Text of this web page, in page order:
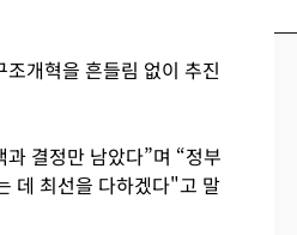
개혁을 흔들림 없이 추진
결정만 남았다”며 “정부
데 최선을 다하겠다"고 말